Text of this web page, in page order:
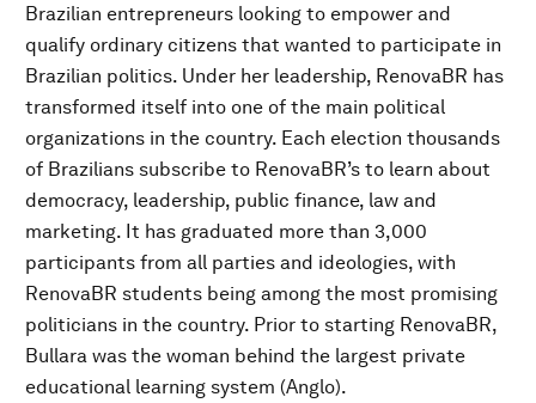
Brazilian entrepreneurs looking to empower and
qualify ordinary citizens that wanted to participate in
Brazilian politics. Under her leadership, RenovaBR has
transformed itself into one of the main political
organizations in the country. Each election thousands
of Brazilians subscribe to RenovaBR’s to learn about
democracy, leadership, public finance, law and
marketing. It has graduated more than 3,000
participants from all parties and ideologies, with
RenovaBR students being among the most promising
politicians in the country. Prior to starting RenovaBR,
Bullara was the woman behind the largest private
educational learning system (Anglo).